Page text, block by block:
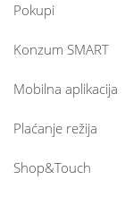
Pokupi
Konzum SMART
Mobilna aplikacija
Plaćanje režija
Shop&Touch